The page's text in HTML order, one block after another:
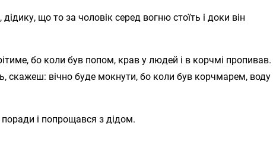
що то за чоловік серед вогню стоїть і доки він
бо коли був попом, крав у людей і в корчмі пропивав.
скажеш: вічно буде мокнути, бо коли був корчмарем, воду
і попрощався з дідом.